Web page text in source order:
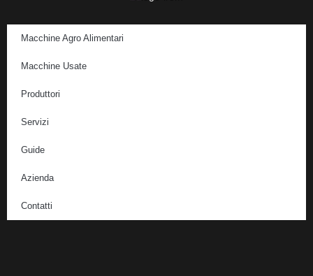
Macchine Agro Alimentari
Macchine Usate
Produttori
Servizi
Guide
Azienda
Contatti